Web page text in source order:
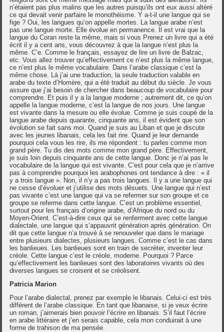
n’étaient pas plus malins que les autres puisqu’ils ont eux aussi altéré
ce qui devait venir parfaire le monothéisme. Y a-t-il une langue qui se
fige ? Oui, les langues qu’on appelle mortes. La langue arabe n’est
pas une langue morte. Elle évolue en permanence. Il est vrai que la
langue du Coran reste la même, mais si vous Prenez un livre qui a été
écrit il y a cent ans, vous découvrez à que la langue n’est plus la
même. C’e. Comme le français, essayez de lire un livre de Balzac,
etc. Vous allez trouver qu’effectivement ce n’est plus la même langue,
ce n’est plus le même vocabulaire. Dans l’arabe classique c’est la
même chose. Là j’ai une traduction, la seule traduction valable en
arabe du texte d’Homère, qui a été traduit au début du siècle. Je vous
assure que j’ai besoin de chercher dans beaucoup de vocabulaire pour
comprendre. Et puis il y a la langue moderne ; autrement dit, ce qu’on
appelle la langue moderne, c’est la langue de nos jours. Une langue
est vivante dans la mesure ou elle évolue. Comme je suis coupé de la
langue arabe depuis quarante, cinquante ans, il est évident que son
évolution se fait sans moi. Quand je suis au Liban et que je discute
avec les jeunes libanais, cela les fait rire. Quand je leur demande
pourquoi cela vous les rire, ils me répondent : tu parles comme mon
grand père. Tu dis des mots comme mon grand père. Effectivement,
je suis loin depuis cinquante ans de cette langue. Donc je n’ai pas le
vocabulaire de la langue qui est vivante. C’est pour cela que je n’arrive
pas à comprendre pourquoi les arabophones ont tendance à dire : « il
y a trois langue ». Non, il n’y a pas trois langues. Il y a une langue qui
ne cesse d’évoluer et j’utilise des mots désuets. Une langue qui n’est
pas vivante c’est une langue qui va se refermer sur son groupe et ce
groupe se referme dans cette langue. C’est un problème essentiel,
surtout pour les français d’origine arabe, d’Afrique du nord ou du
Moyen-Orient. C’est-à-dire ceux qui se renferment avec cette langue
dialectale, une langue qui s’appauvrit génération après génération. On
dit que cette langue n’a trouvé à se renouveler que dans le mariage
entre plusieurs dialectes, plusieurs langues. Comme c’est le cas dans
les banlieues. Les banlieues sont en train de secréter, inventer leur
créole. Cette langue c’est le créole, moderne. Pourquoi ? Parce
qu’effectivement les banlieues sont des laboratoires vivants où des
diverses langues se croisent et se créolisent.
Patricia Marion
Pour l’arabe dialectal, prenez par exemple le libanais. Celui-ci est très
différent de l’arabe classique. En tant que libanaise, si je veux écrire
un roman, j’aimerais bien pouvoir l’écrire en libanais. S’il faut l’écrire
en arabe littéraire et j’en serais capable, cela mon conduirait à une
forme de trahison de ma pensée.